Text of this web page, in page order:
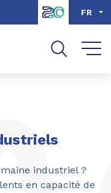
FR
industriel ?
en capacité de